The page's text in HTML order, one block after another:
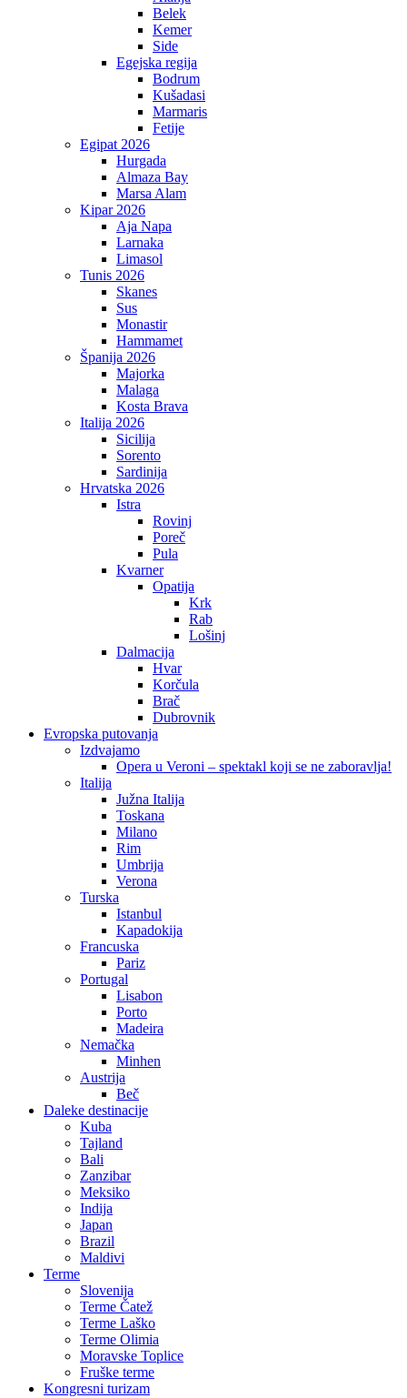
Belek
Kemer
Side
Egejska regija
Bodrum
Kušadasi
Marmaris
Fetije
Egipat 2026
Hurgada
Almaza Bay
Marsa Alam
Kipar 2026
Aja Napa
Larnaka
Limasol
Tunis 2026
Skanes
Sus
Monastir
Hammamet
Španija 2026
Majorka
Malaga
Kosta Brava
Italija 2026
Sicilija
Sorento
Sardinija
Hrvatska 2026
Istra
Rovinj
Poreč
Pula
Kvarner
Opatija
Krk
Rab
Lošinj
Dalmacija
Hvar
Korčula
Brač
Dubrovnik
Evropska putovanja
Izdvajamo
Opera u Veroni – spektakl koji se ne zaboravlja!
Italija
Južna Italija
Toskana
Milano
Rim
Umbrija
Verona
Turska
Istanbul
Kapadokija
Francuska
Pariz
Portugal
Lisabon
Porto
Madeira
Nemačka
Minhen
Austrija
Beč
Daleke destinacije
Kuba
Tajland
Bali
Zanzibar
Meksiko
Indija
Japan
Brazil
Maldivi
Terme
Slovenija
Terme Čatež
Terme Laško
Terme Olimia
Moravske Toplice
Fruške terme
Kongresni turizam